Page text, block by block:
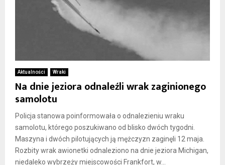
Aktualności Wraki
Na dnie jeziora odnaleźli wrak zaginionego
samolotu
Policja stanowa poinformowała o odnalezieniu wraku
samolotu, którego poszukiwano od blisko dwóch tygodni.
Maszyna i dwóch pilotujących ją mężczyzn zaginęli 12 maja.
Rozbity wrak awionetki odnaleziono na dnie jeziora Michigan,
niedaleko wybrzeży miejscowości Frankfort, w...